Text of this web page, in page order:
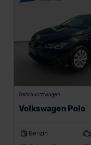
DSGVO) oder wenn
erteilen. Nähere
Datenschutzklauseln
unserem
Gebrauchtwagen
Volkswagen Polo
Benzin